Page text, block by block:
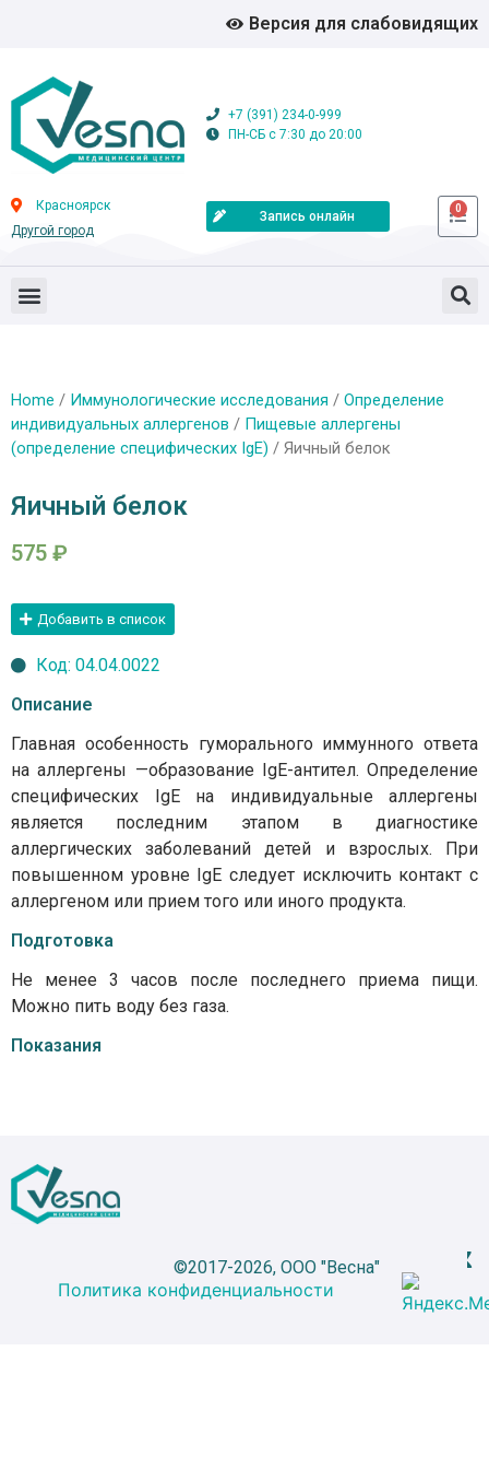
Версия для слабовидящих
+7 (391) 234-0-999
ПН-СБ с 7:30 до 20:00
Красноярск
Другой город
Запись онлайн
0
Home / Иммунологические исследования / Определение
индивидуальных аллергенов / Пищевые аллергены
(определение специфических IgE) / Яичный белок
Яичный белок
575 ₽
Добавить в список
Код: 04.04.0022
Описание
Главная особенность гуморального иммунного ответа
на аллергены —образование IgE-антител. Определение
специфических IgE на индивидуальные аллергены
является последним этапом в диагностике
аллергических заболеваний детей и взрослых. При
повышенном уровне IgE следует исключить контакт с
аллергеном или прием того или иного продукта.
Подготовка
Не менее 3 часов после последнего приема пищи.
Можно пить воду без газа.
Показания
©2017-2026, ООО "Весна"
Политика конфиденциальности